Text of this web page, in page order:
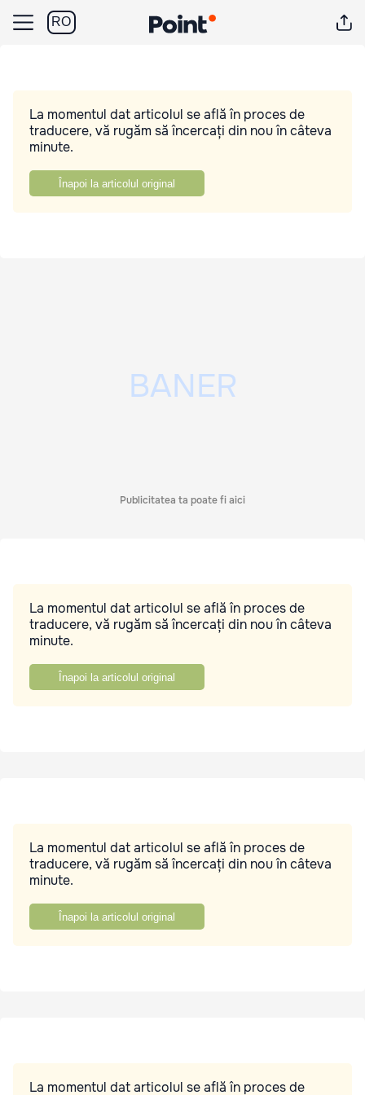
RO
La momentul dat articolul se află în proces de
traducere, vă rugăm să încercați din nou în câteva
minute.
Înapoi la articolul original
Publicitatea ta poate fi aici
La momentul dat articolul se află în proces de
traducere, vă rugăm să încercați din nou în câteva
minute.
Înapoi la articolul original
La momentul dat articolul se află în proces de
traducere, vă rugăm să încercați din nou în câteva
minute.
Înapoi la articolul original
La momentul dat articolul se află în proces de